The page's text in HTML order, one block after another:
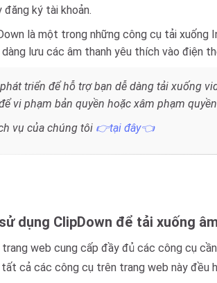
ký tài khoản.
là một trong những công cụ tải xuống
lưu các âm thanh yêu thích vào điện
triển để hỗ trợ bạn dễ dàng tải xuống
vi phạm bản quyền hoặc xâm phạm
vụ của chúng tôi 👉tại đây👈
dụng ClipDown để tải xuống
web cung cấp đầy đủ các công cụ
cả các công cụ trên trang web này đều